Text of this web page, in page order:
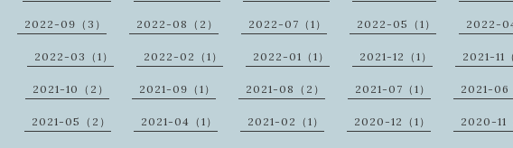
2022-09（3） 2022-08（2） 2022-07（1） 2022-05（1） 2022-04
2022-03（1） 2022-02（1） 2022-01（1） 2021-12（1） 2021-11
2021-10（2） 2021-09（1） 2021-08（2） 2021-07（1） 2021-06
2021-05（2） 2021-04（1） 2021-02（1） 2020-12（1） 2020-11